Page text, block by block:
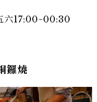
六17:00~00:30
鑼燒